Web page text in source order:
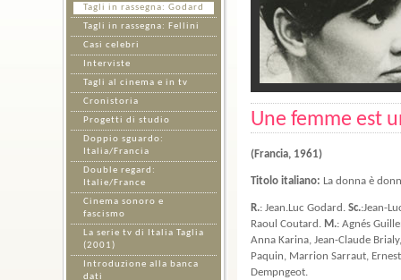
Une femme est
(Francia, 1961)
Titolo italiano: La donna è
R.: Jean.Luc Godard. Sc.:Jean-
Raoul Coutard. M.: Agnés
Anna Karina, Jean-Claude
Paquin, Marrion Sarraut,
Dempngeot.
Tagli in rassegna: Godard
Tagli in rassegna: Fellini
Casi celebri
Interviste
Tagli al cinema e in tv
Cronistoria
Progetti di studio
Doppio sguardo:
Italia/Francia
Double regard:
Italie/France
Cinema sonoro e
fascismo
La serie tv di Italia Taglia
(2001)
Introduzione alla banca
dati